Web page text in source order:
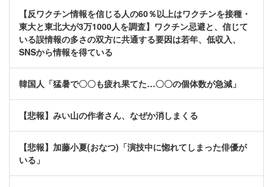
【反ワクチン情報を信じる人の60％以上はワクチンを接種・
東大と東北大が3万1000人を調査】ワクチン忌避と、信じて
いる誤情報の多さの双方に共通する要因は若年、低収入、
SNSから情報を得ている
韓国人「猛暑で〇〇も疲れ果てた…〇〇の個体数が急減」
【悲報】みい山の作者さん、なぜか消しまくる
【悲報】加藤小夏(おなつ)「演技中に惚れてしまった俳優が
いる」